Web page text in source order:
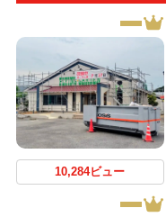
10,284ビュー